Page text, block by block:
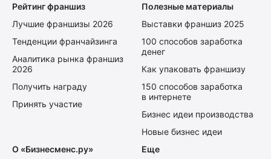
Рейтинг франшиз
Лучшие франшизы 2026
Тенденции франчайзинга
Аналитика рынка франшиз
2026
Получить награду
Принять участие
Полезные материалы
Выставки франшиз 2025
100 способов заработка
денег
Как упаковать франшизу
150 способов заработка
в интернете
Бизнес идеи производства
Новые бизнес идеи
О «Бизнесменс.ру»
Еще